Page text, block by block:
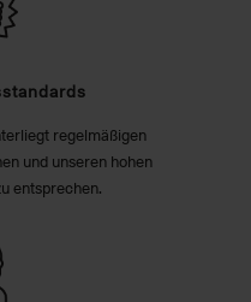
regelmäßigen
und unseren hohen
entsprechen.